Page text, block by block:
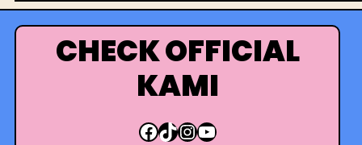
r
i
CHECK OFFICIAL
KAMI
Facebook TikTok InstagramYouTube